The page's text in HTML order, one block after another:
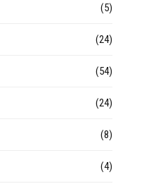
(5)
(24)
(54)
(24)
(8)
(4)